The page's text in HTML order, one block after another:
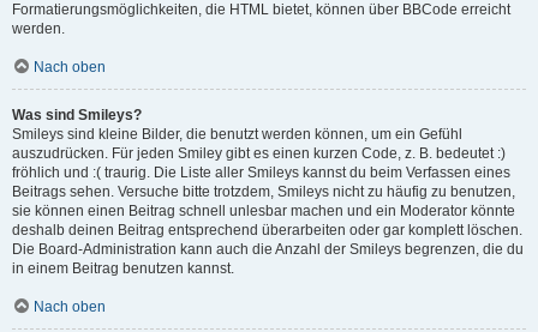
Formatierungsmöglichkeiten, die HTML bietet, können über BBCode erreicht
werden.
Nach oben
Was sind Smileys?
Smileys sind kleine Bilder, die benutzt werden können, um ein Gefühl
auszudrücken. Für jeden Smiley gibt es einen kurzen Code, z. B. bedeutet :)
fröhlich und :( traurig. Die Liste aller Smileys kannst du beim Verfassen eines
Beitrags sehen. Versuche bitte trotzdem, Smileys nicht zu häufig zu benutzen,
sie können einen Beitrag schnell unlesbar machen und ein Moderator könnte
deshalb deinen Beitrag entsprechend überarbeiten oder gar komplett löschen.
Die Board-Administration kann auch die Anzahl der Smileys begrenzen, die du
in einem Beitrag benutzen kannst.
Nach oben